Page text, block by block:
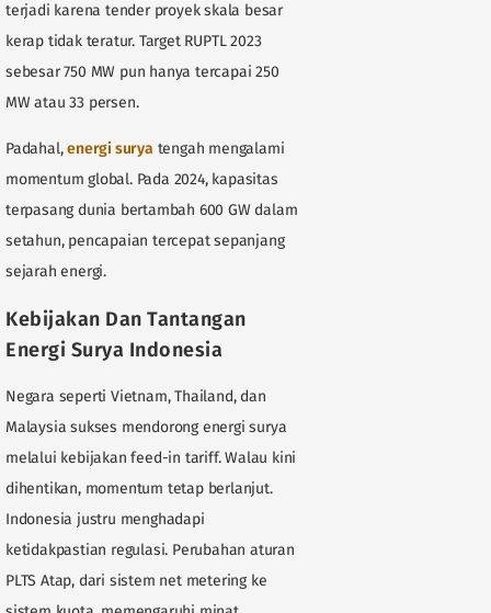
terjadi karena tender proyek skala besar
kerap tidak teratur. Target RUPTL 2023
sebesar 750 MW pun hanya tercapai 250
MW atau 33 persen.
Padahal,energi surya tengah mengalami
momentum global. Pada 2024, kapasitas
terpasang dunia bertambah 600 GW dalam
setahun, pencapaian tercepat sepanjang
sejarah energi.
Kebijakan Dan Tantangan
Energi Surya Indonesia
Negara seperti Vietnam, Thailand, dan
Malaysia sukses mendorong energi surya
melalui kebijakan feed-in tariff. Walau kini
dihentikan, momentum tetap berlanjut.
Indonesia justru menghadapi
ketidakpastian regulasi. Perubahan aturan
PLTS Atap, dari sistem net metering ke